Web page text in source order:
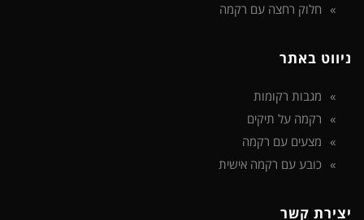
חלוק רחצה עם רקמה
ניווט באתר
מגבות רקומות
רקמה על תיקים
מצעים עם רקמה
כובע עם רקמה אישית
יצירת קשר